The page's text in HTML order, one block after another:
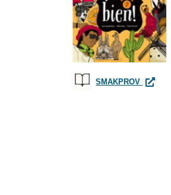
SMAKPROV QUÉ